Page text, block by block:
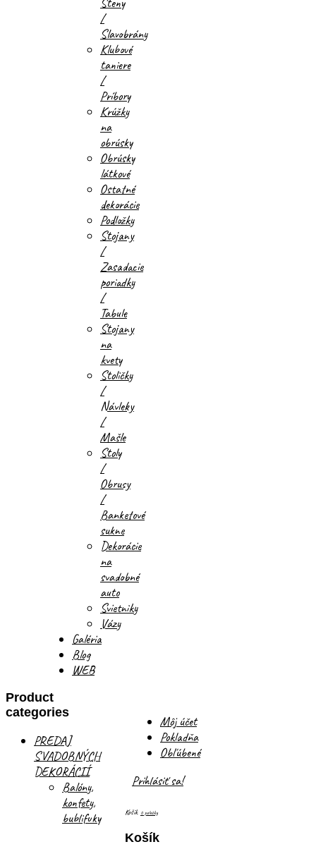
/
Slavobrány
Klubové
taniere
/
Príbory
Krúžky
na
obrúsky
Obrúsky
látkové
Ostatné
dekorácie
Podložky
Stojany
/
Zasadacie
poriadky
/
Tabule
Stojany
na
kvety
Stoličky
/
Návleky
/
Mašle
Stoly
/
Obrusy
/
Banketové
sukne
Dekorácie
na
svadobné
auto
Svietniky
Vázy
Galéria
Blog
WEB
Môj účet
Pokladňa
Obľúbené
Prihlásiť sa!
Košík 0 položky
Košík
Product
categories
PREDAJ
SVADOBNÝCH
DEKORÁCIÍ
Balóny,
konfety,
bublifuky